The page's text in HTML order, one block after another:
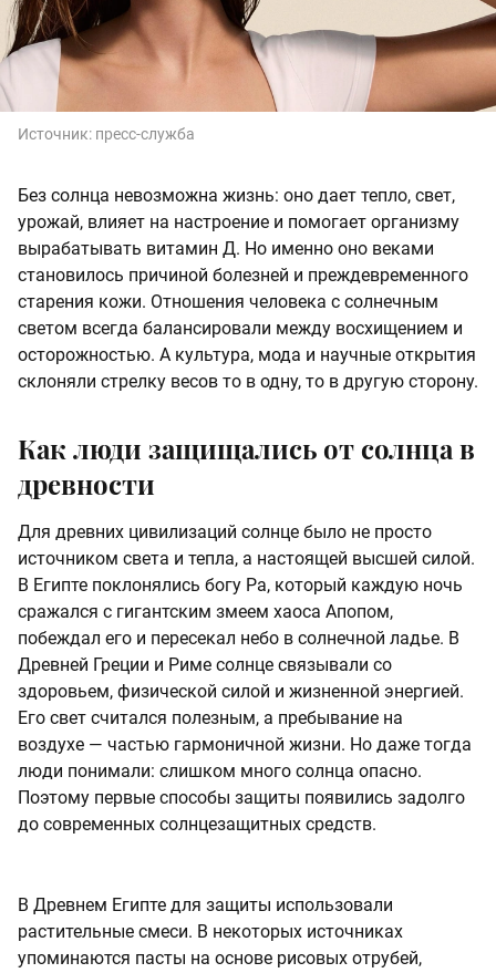
Источник: пресс-служба
Без солнца невозможна жизнь: оно дает тепло, свет,
урожай, влияет на настроение и помогает организму
вырабатывать витамин Д. Но именно оно веками
становилось причиной болезней и преждевременного
старения кожи. Отношения человека с солнечным
светом всегда балансировали между восхищением и
осторожностью. А культура, мода и научные открытия
склоняли стрелку весов то в одну, то в другую сторону.
Как люди защищались от солнца в
древности
Для древних цивилизаций солнце было не просто
источником света и тепла, а настоящей высшей силой.
В Египте поклонялись богу Ра, который каждую ночь
сражался с гигантским змеем хаоса Апопом,
побеждал его и пересекал небо в солнечной ладье. В
Древней Греции и Риме солнце связывали со
здоровьем, физической силой и жизненной энергией.
Его свет считался полезным, а пребывание на
воздухе — частью гармоничной жизни. Но даже тогда
люди понимали: слишком много солнца опасно.
Поэтому первые способы защиты появились задолго
до современных солнцезащитных средств.
В Древнем Египте для защиты использовали
растительные смеси. В некоторых источниках
упоминаются пасты на основе рисовых отрубей,